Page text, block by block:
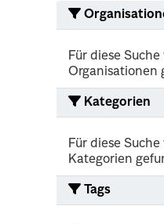
Für diese
Organisationen
Kategorien
Für diese
Kategorien
Tags